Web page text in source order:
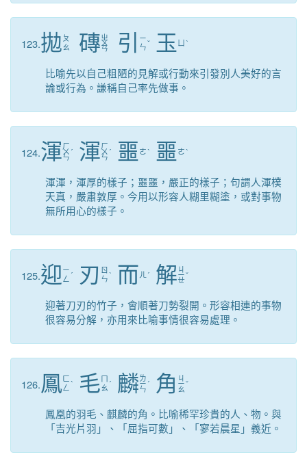
123.拋 ㄆ
ㄠ
磚ㄓ
ㄨ
ㄢ 引
ㄧ
ㄣˇ 玉 ˋ
比喻先以自己粗陋的見解或行動來引發別人美好的言
論或行為。謙稱自己率先做事。
124.渾ㄏ
ㄨ
ㄣ
ˊ 渾ㄏ
ㄨ
ㄣ
ˊ 噩 ㄜˋ 噩 ㄜˋ
渾渾，渾厚的樣子；噩噩，嚴正的樣子；句謂人渾樸
天真，嚴肅敦厚。今用以形容人糊里糊塗，或對事物
無所用心的樣子。
125.迎 ㄧ
ㄥ ˊ 刃 ㄖ
ㄣˋ 而 ㄦ ˊ 解 ㄐ
ㄧ
ㄝ
ˇ
迎著刀刃的竹子，會順著刀勢裂開。形容相連的事物
很容易分解，亦用來比喻事情很容易處理。
126.鳳 ㄈ
ㄥ ˋ 毛 ㄇ
ㄠ ˊ 麟ㄌ
ㄧ
ㄣ
ˊ 角 ㄐ
ㄧ
ㄠ
ˇ
鳳凰的羽毛、麒麟的角。比喻稀罕珍貴的人、物。與
「吉光片羽」、「屈指可數」、「寥若晨星」義近。